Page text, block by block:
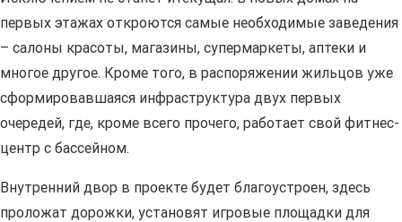
первых этажах откроются самые необходимые заведения
– салоны красоты, магазины, супермаркеты, аптеки и
многое другое. Кроме того, в распоряжении жильцов уже
сформировавшаяся инфраструктура двух первых
очередей, где, кроме всего прочего, работает свой фитнес-
центр с бассейном.
Внутренний двор в проекте будет благоустроен, здесь
проложат дорожки, установят игровые площадки для